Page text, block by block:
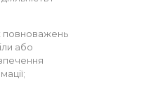
повноважень
або